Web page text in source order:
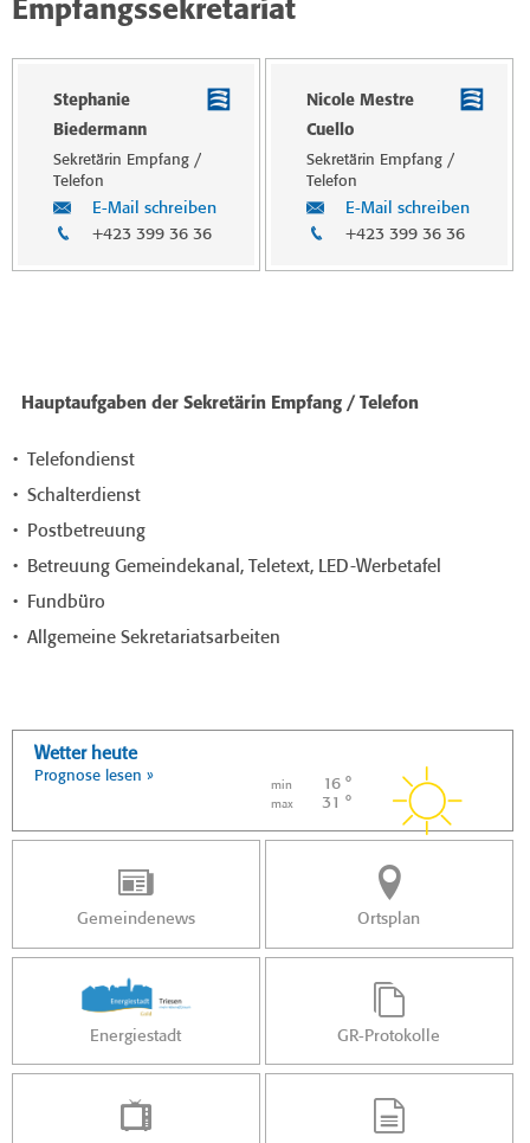
Empfangssekretariat
Stephanie
Biedermann
Sekretärin Empfang /
Telefon
E-Mail schreiben
+423 399 36 36
Nicole Mestre
Cuello
Sekretärin Empfang /
Telefon
E-Mail schreiben
+423 399 36 36
Hauptaufgaben der Sekretärin Empfang / Telefon
Telefondienst
Schalterdienst
Postbetreuung
Betreuung Gemeindekanal, Teletext, LED-Werbetafel
Fundbüro
Allgemeine Sekretariatsarbeiten
Wetter heute
Prognose lesen »
min 16 °
max 31 °
Gemeindenews Ortsplan
Energiestadt GR-Protokolle